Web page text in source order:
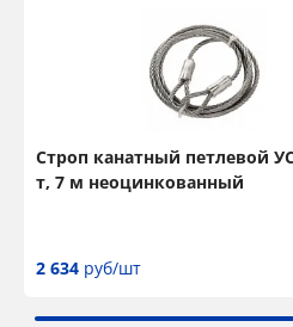
Строп канатный петлевой
т, 7 м неоцинкованный
2 634 руб/шт